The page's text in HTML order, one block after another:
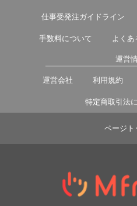
仕事受発注ガイドライン
手数料について よくあ
運営
運営会社 利用規約
特定商取引法
ページト